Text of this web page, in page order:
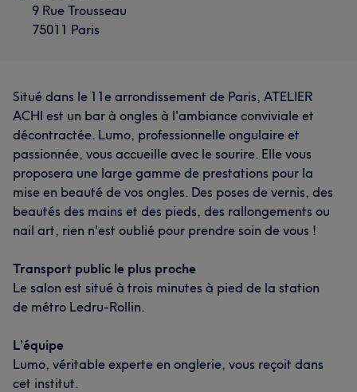
9 Rue Trousseau
75011 Paris
Situé dans le 11e arrondissement de Paris, ATELIER
ACHI est un bar à ongles à l'ambiance conviviale et
décontractée. Lumo, professionnelle ongulaire et
passionnée, vous accueille avec le sourire. Elle vous
proposera une large gamme de prestations pour la
mise en beauté de vos ongles. Des poses de vernis, des
beautés des mains et des pieds, des rallongements ou
nail art, rien n'est oublié pour prendre soin de vous !
Transport public le plus proche
Le salon est situé à trois minutes à pied de la station
de métro Ledru-Rollin.
L’équipe
Lumo, véritable experte en onglerie, vous reçoit dans
cet institut.